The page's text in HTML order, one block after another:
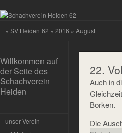
» SV Heiden 62 » 2016 » August
Willkommen auf
der Seite des
Schachverein
Heiden
unser Verein
22.
Auch in
Borken.
Die